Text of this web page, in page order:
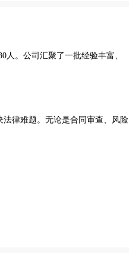
。公司汇聚了一批经验丰富、
律难题。无论是合同审查、风险